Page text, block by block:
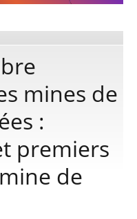
mines de
:
premiers
de